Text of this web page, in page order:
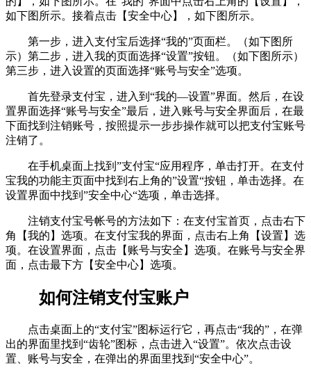
如下图所示。接着点击【安全中心】，如下图所示。
第一步，进入支付宝后选择“我的”页面栏。（如下图所
示）第二步，进入我的页面选择“设置”按钮。（如下图所示）
第三步，进入设置的页面选择“账号与安全”选项。
首先登录支付宝，进入到“我的—设置”界面。然后，在设
置界面选择“账号与安全”最后，进入账号与安全界面后，在最
下面找到注销账号，按照提示一步步操作就可以把支付宝账号
注销了。
在手机桌面上找到”支付宝“应用程序，单击打开。在支付
宝我的功能主页面中找到右上角的”设置“按钮，单击选择。在
设置界面中找到”安全中心“选项，单击选择。
注销支付宝号帐号的方法如下：在支付宝首页，点击右下
角【我的】选项。在支付宝我的界面，点击右上角【设置】选
项。在设置界面，点击【账号与安全】选项。在账号与安全界
面，点击最下方【安全中心】选项。
如何注销支付宝账户
点击桌面上的“支付宝”图标运行它，再点击“我的”，在弹
出的界面里找到“齿轮”图标，点击进入“设置”。依次点击设
置、账号与安全，在弹出的界面里找到“安全中心”。